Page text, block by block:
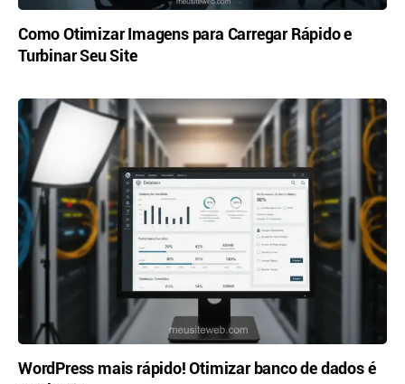
Como Otimizar Imagens para Carregar Rápido e
Turbinar Seu Site
WordPress mais rápido! Otimizar banco de dados é